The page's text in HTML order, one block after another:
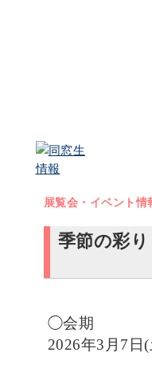
展覧会・イベント情
季節の彩
◯会期
2026年3月7日